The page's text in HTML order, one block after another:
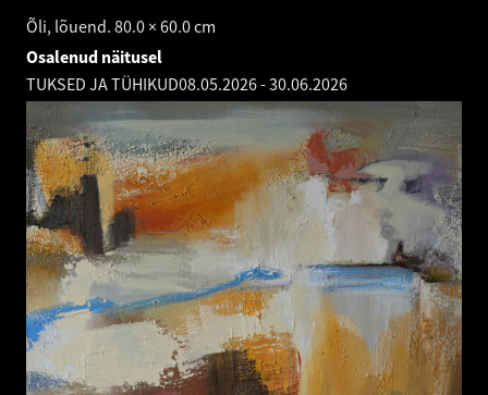
Õli, lõuend. 80.0 × 60.0 cm
Osalenud näitusel
TUKSED JA TÜHIKUD08.05.2026-30.06.2026